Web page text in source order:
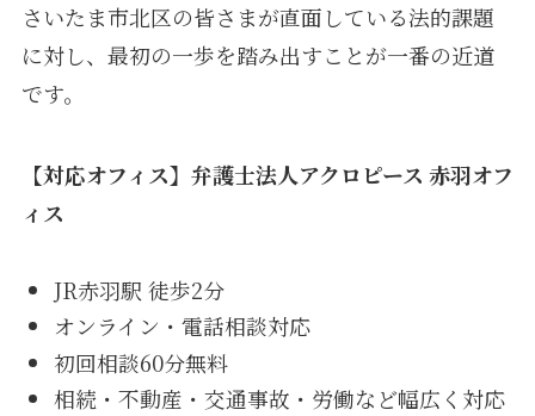
さいたま市北区の皆さまが直面している法的課題
に対し、最初の一歩を踏み出すことが一番の近道
です。
【対応オフィス】弁護士法人アクロピース 赤羽オフ
ィス
JR赤羽駅 徒歩2分
オンライン・電話相談対応
初回相談60分無料
相続・不動産・交通事故・労働など幅広く対応